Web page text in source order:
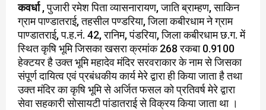
कवर्धा, पुजारी रमेश पिता व्यासनारायण, जाति ब्राम्हण, साकिन
ग्राम पाण्डातराई, तहसील पण्डरिया, जिला कबीरधाम ने ग्राम
पाण्डातराई, प.ह.नं. 42, रानिम, पंडरिया, जिला कबीरधाम छ.ग. में
स्थित कृषि भूमि जिसका खसरा क्रमांक 268 रकबा 0.9100
हेक्टयर है उक्त भूमि महादेव मंदिर सरवराकार के नाम से जिसका
संपूर्ण दायित्व एवं प्रबंधकीय कार्य मेरे द्वारा ही किया जाता है तथा
उक्त मंदिर का कृषि भूमि से अर्जित फसल को प्रतिवर्ष मेरे द्वारा
सेवा सहकारी सोसायटी पांडातराई से विक्रय किया जाता था ।